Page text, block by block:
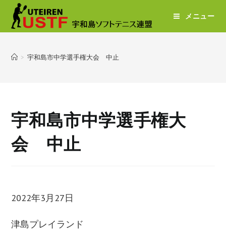
メニュー
> 宇和島市中学選手権大会 中止
宇和島市中学選手権大
会 中止
和
市
2022年3月27日
津島プレイランド